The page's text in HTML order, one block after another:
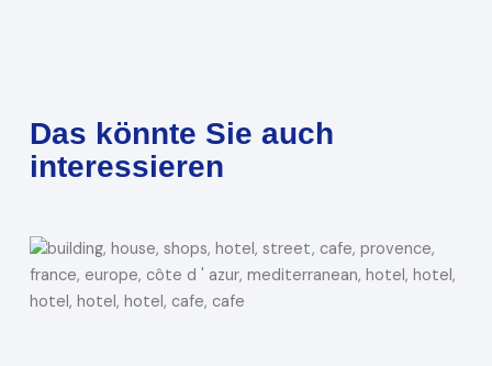
Das könnte Sie auch
interessieren